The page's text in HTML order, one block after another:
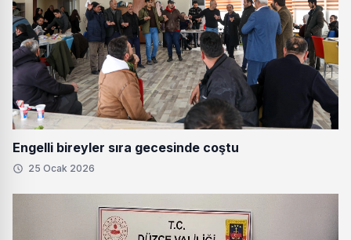
Engelli bireyler sıra gecesinde coştu
25 Ocak 2026